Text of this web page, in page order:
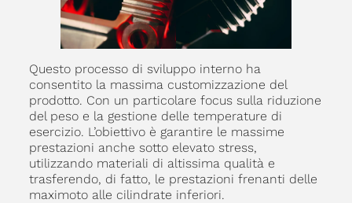
Questo processo di sviluppo interno ha
consentito la massima customizzazione del
prodotto. Con un particolare focus sulla riduzione
del peso e la gestione delle temperature di
esercizio. L’obiettivo è garantire le massime
prestazioni anche sotto elevato stress,
utilizzando materiali di altissima qualità e
trasferendo, di fatto, le prestazioni frenanti delle
maximoto alle cilindrate inferiori.